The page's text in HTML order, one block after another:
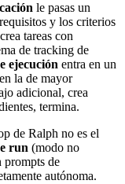
le pasas un
y los criterios
tareas con
de tracking de
ejecución entra en un
la de mayor
adicional, crea
termina.
de Ralph no es el
run (modo no
prompts de
autónoma.